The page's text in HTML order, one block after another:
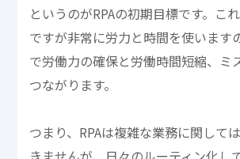
というのがRPAの初期目標です。こ
ですが非常に労力と時間を使います
で労働力の確保と労働時間短縮、ミ
つながります。
つまり、RPAは複雑な業務に関して